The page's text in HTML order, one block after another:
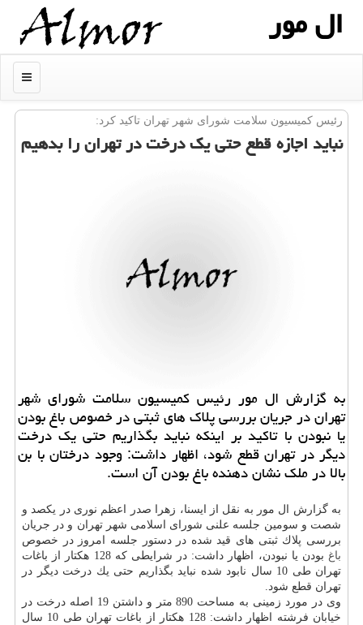
ال مور
منو
رئیس كمیسیون سلامت شورای شهر تهران تاكید كرد:
نباید اجازه قطع حتی یك درخت در تهران را بدهیم
به گزارش ال مور رئیس كمیسیون سلامت شورای شهر
تهران در جریان بررسی پلاك های ثبتی در خصوص باغ بودن
یا نبودن با تاكید بر اینكه نباید بگذاریم حتی یك درخت
دیگر در تهران قطع شود، اظهار داشت: وجود درختان با بن
بالا در ملك نشان دهنده باغ بودن آن است.
به گزارش ال مور به نقل از ایسنا، زهرا صدر اعظم نوری در یكصد و
شصت و سومین جلسه علنی شورای اسلامی شهر تهران و در جریان
بررسی پلاك ثبتی های قید شده در دستور جلسه امروز در خصوص
باغ
بودن یا نبودن، اظهار داشت: در شرایطی كه 128 هكتار از باغات
تهران طی 10 سال نابود شده نباید بگذاریم حتی یك درخت دیگر در
تهران قطع شود.
وی در مورد زمینی به مساحت 890 متر و داشتن 19 اصله درخت در
خیابان فرشته اظهار داشت: 128 هكتار از باغات تهران طی 10 سال